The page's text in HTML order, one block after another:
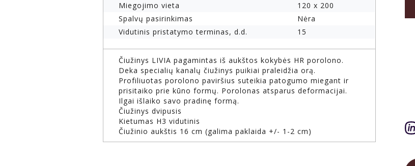
Miegojimo vieta
120 x 200
Spalvų pasirinkimas
Nėra
Vidutinis pristatymo terminas, d.d.
15
Čiužinys LIVIA pagamintas iš aukštos kokybės HR porolono.
Deka specialių kanalų čiužinys puikiai praleidžia orą.
Profiliuotas porolono paviršius suteikia patogumo miegant ir
prisitaiko prie kūno formų. Porolonas atsparus deformacijai.
Ilgai išlaiko savo pradinę formą.
Čiužinys dvipusis
Kietumas H3 vidutinis
Čiužinio aukštis 16 cm (galima paklaida +/- 1-2 cm)